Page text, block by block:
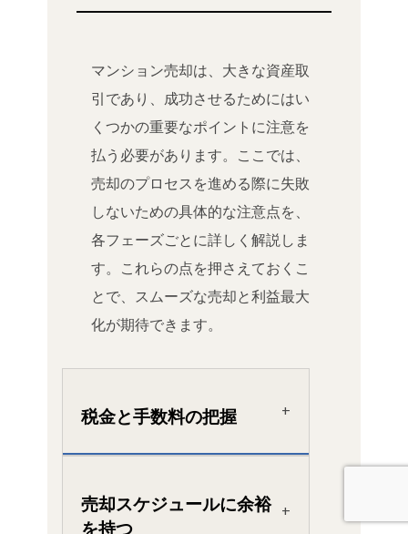
マンション売却は、大きな資産取
引であり、成功させるためにはい
くつかの重要なポイントに注意を
払う必要があります。ここでは、
売却のプロセスを進める際に失敗
しないための具体的な注意点を、
各フェーズごとに詳しく解説しま
す。これらの点を押さえておくこ
とで、スムーズな売却と利益最大
化が期待できます。
税金と手数料の把握
売却スケジュールに余裕
を持つ